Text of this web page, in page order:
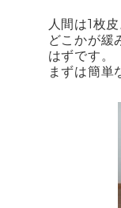
人間は1枚皮
どこかが緩
はずです。
まずは簡単